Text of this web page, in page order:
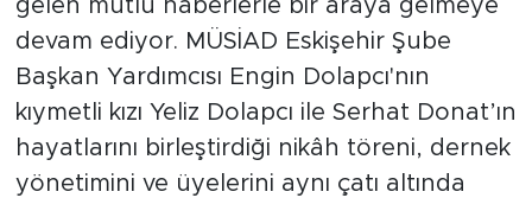
gelen mutlu haberlerle bir araya gelmeye
devam ediyor. MÜSİAD Eskişehir Şube
Başkan Yardımcısı Engin Dolapcı'nın
kıymetli kızı Yeliz Dolapcı ile Serhat Donat’ın
hayatlarını birleştirdiği nikâh töreni, dernek
yönetimini ve üyelerini aynı çatı altında